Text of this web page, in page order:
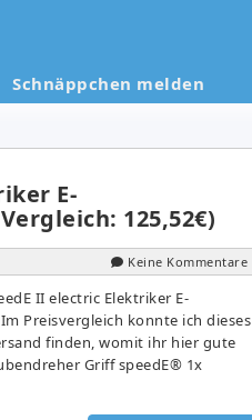
Schnäppchen melden
E-
125,52€)
Keine Kommentare
II electric Elektriker E-
Preisvergleich konnte ich dieses
finden, womit ihr hier gute
Griff speedE® 1x